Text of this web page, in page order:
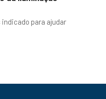
indicado para ajudar